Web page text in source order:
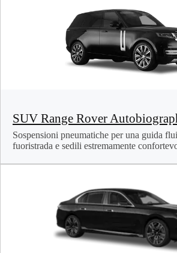
SUV Range Rover
Sospensioni pneumatiche per una guida
fuoristrada e sedili estremamente